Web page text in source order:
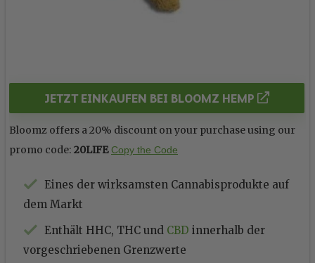
JETZT EINKAUFEN BEI BLOOMZ HEMP
Bloomz offers a 20% discount on your purchase using our
promo code: 20LIFE Copy the Code
Eines der wirksamsten Cannabisprodukte auf
dem Markt
Enthält HHC, THC und CBD innerhalb der
vorgeschriebenen Grenzwerte